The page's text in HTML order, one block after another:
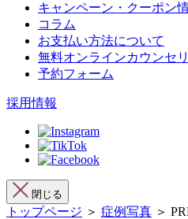
キャンペーン・クーポン
コラム
お支払い方法について
無料オンラインカウンセ
予約フォーム
採用情報
閉じる
トップページ ＞ 症例写真 ＞